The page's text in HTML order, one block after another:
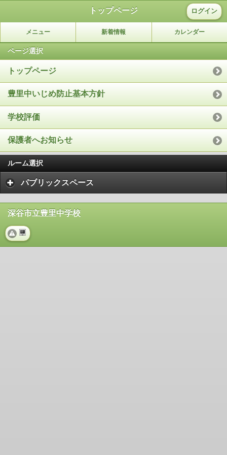
トップページ ログイン
メニュー 新着情報 カレンダー
ページ選択
トップページ
豊里中いじめ防止基本方針
学校評価
保護者へお知らせ
ルーム選択
パブリックスペース
深谷市立豊里中学校